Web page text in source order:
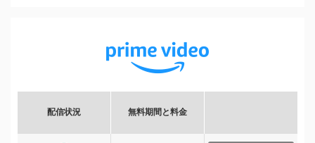
配信状況 無料期間と料金